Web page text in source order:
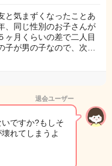
と気まずくなったことあ
、同じ性別のお子さんが
ヶ月くらいの差で二人目
子が男の子なので、次…
退会ユーザー
ですか?もしそ
れてしまうよ